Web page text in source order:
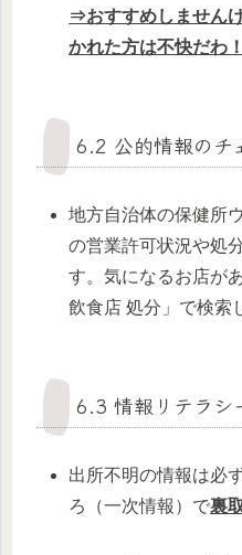
⇒おすすめしません
かれた方は不快だわ
6.2 公的情報のチ
地方自治体の保健所
の営業許可状況や処
す。気になるお店が
飲食店 処分」で検索
6.3 情報リテラシ
出所不明の情報は必
ろ（一次情報）で裏